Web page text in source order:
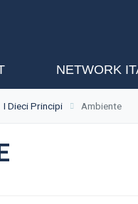
NETWORK
I Dieci Principi Ambiente